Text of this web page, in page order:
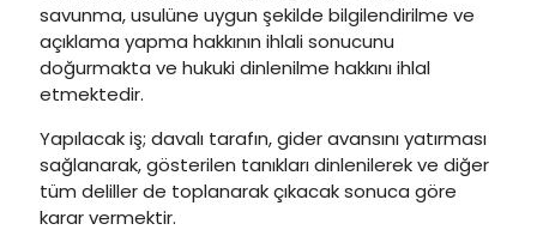
savunma, usulüne uygun şekilde bilgilendirilme ve
açıklama yapma hakkının ihlali sonucunu
doğurmakta ve hukuki dinlenilme hakkını ihlal
etmektedir.
Yapılacak iş; davalı tarafın, gider avansını yatırması
sağlanarak, gösterilen tanıkları dinlenilerek ve diğer
tüm deliller de toplanarak çıkacak sonuca göre
karar vermektir.